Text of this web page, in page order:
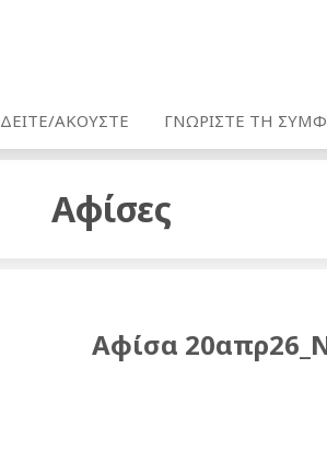
ΔΕΙΤΕ/ΑΚΟΥΣΤΕ ΓΝΩΡΙΣΤΕ ΤΗ
Αφίσες
Αφίσα